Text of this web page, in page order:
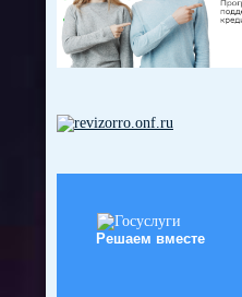
Решаем вместе